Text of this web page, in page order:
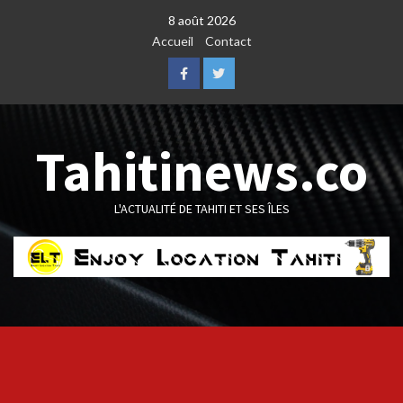
8 août 2026
Accueil
Contact
FacebookTwitter
Tahitinews.co
L'ACTUALITÉ DE TAHITI ET SES ÎLES